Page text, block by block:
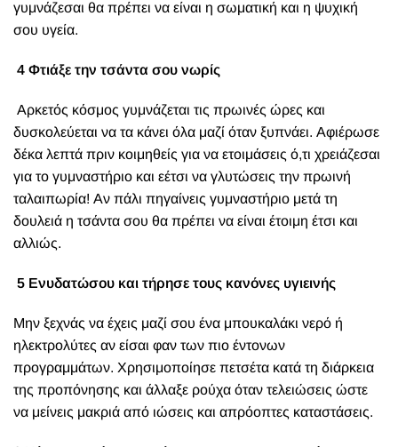
γυμνάζεσαι θα πρέπει να είναι η σωματική και η ψυχική
σου υγεία.
4 Φτιάξε την τσάντα σου νωρίς
Αρκετός κόσμος γυμνάζεται τις πρωινές ώρες και
δυσκολεύεται να τα κάνει όλα μαζί όταν ξυπνάει. Αφιέρωσε
δέκα λεπτά πριν κοιμηθείς για να ετοιμάσεις ό,τι χρειάζεσαι
για το γυμναστήριο και εέτσι να γλυτώσεις την πρωινή
ταλαιπωρία! Αν πάλι πηγαίνεις γυμναστήριο μετά τη
δουλειά η τσάντα σου θα πρέπει να είναι έτοιμη έτσι και
αλλιώς.
5 Ενυδατώσου και τήρησε τους κανόνες υγιεινής
Μην ξεχνάς να έχεις μαζί σου ένα μπουκαλάκι νερό ή
ηλεκτρολύτες αν είσαι φαν των πιο έντονων
προγραμμάτων. Χρησιμοποίησε πετσέτα κατά τη διάρκεια
της προπόνησης και άλλαξε ρούχα όταν τελειώσεις ώστε
να μείνεις μακριά από ιώσεις και απρόοπτες καταστάσεις.